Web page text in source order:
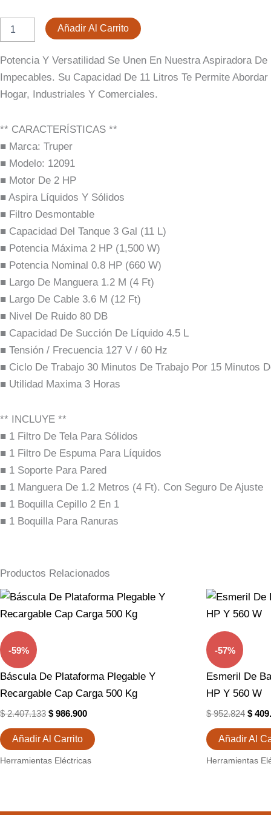
Era:
$ 463.875.
Sólidos
Y
Líquidos
2
Añadir Al Carrito
Potencia Y Versatilidad Se Unen En Nuestra Aspiradora
Impecables. Su Capacidad De 11 Litros Te Permite
Hogar, Industriales Y Comerciales.
** CARACTERÍSTICAS **
■ Marca: Truper
■ Modelo: 12091
■ Motor De 2 HP
■ Aspira Líquidos Y Sólidos
■ Filtro Desmontable
■ Capacidad Del Tanque 3 Gal (11 L)
■ Potencia Máxima 2 HP (1,500 W)
■ Potencia Nominal 0.8 HP (660 W)
■ Largo De Manguera 1.2 M (4 Ft)
■ Largo De Cable 3.6 M (12 Ft)
■ Nivel De Ruido 80 DB
■ Capacidad De Succión De Líquido 4.5 L
■ Tensión / Frecuencia 127 V / 60 Hz
■ Ciclo De Trabajo 30 Minutos De Trabajo Por 15 Minutos
■ Utilidad Maxima 3 Horas
** INCLUYE **
■ 1 Filtro De Tela Para Sólidos
■ 1 Filtro De Espuma Para Líquidos
■ 1 Soporte Para Pared
■ 1 Manguera De 1.2 Metros (4 Ft). Con Seguro De Ajuste
■ 1 Boquilla Cepillo 2 En 1
■ 1 Boquilla Para Ranuras
Productos Relacionados
-59%
Báscula De Plataforma Plegable Y
Recargable Cap Carga 500 Kg
$2.407.133
El
Original
$ 986.900
El
Actual
Añadir Al Carrito
Herramientas Eléctricas
-57%
Esmeril De
HP Y 560 W
$952.824
El
$
Añadir Al
Herramientas